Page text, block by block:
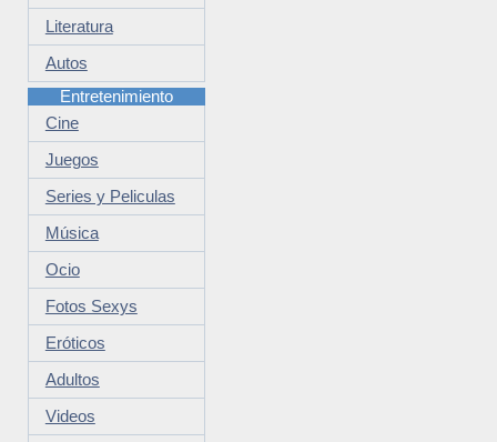
Literatura
Autos
Entretenimiento
Cine
Juegos
Series y Peliculas
Música
Ocio
Fotos Sexys
Eróticos
Adultos
Videos